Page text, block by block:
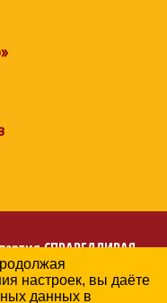
СПРАВЕДЛИВАЯ
области
настроек, вы даёте
данных в